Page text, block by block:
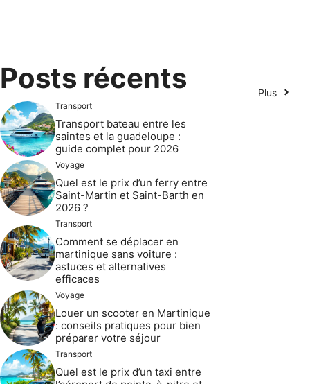
Posts récents Plus
Transport
Transport bateau entre les
saintes et la guadeloupe :
guide complet pour 2026
Voyage
Quel est le prix d’un ferry entre
Saint-Martin et Saint-Barth en
2026 ?
Transport
Comment se déplacer en
martinique sans voiture :
astuces et alternatives
efficaces
Voyage
Louer un scooter en Martinique
: conseils pratiques pour bien
préparer votre séjour
Transport
Quel est le prix d’un taxi entre